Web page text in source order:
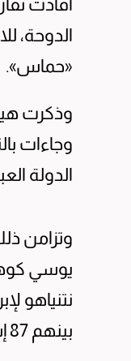
أفادت
الدوحة،
«حماس».
وجاءات
الدولة
وتزامن
يوسي
بينهم 87 إسرائيلياً منتصف ديسمبر الماضي.